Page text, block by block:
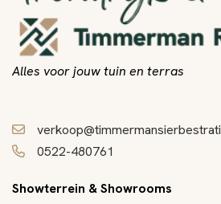
Alles voor jouw tuin en terras
0522-480761
Showterrein & Showrooms